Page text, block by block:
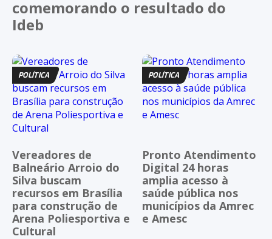
comemorando o resultado do
Ideb
POLÍTICA
Vereadores de
Balneário Arroio do
Silva buscam
recursos em Brasília
para construção de
Arena Poliesportiva e
Cultural
POLÍTICA
Pronto Atendimento
Digital 24 horas
amplia acesso à
saúde pública nos
municípios da Amrec
e Amesc